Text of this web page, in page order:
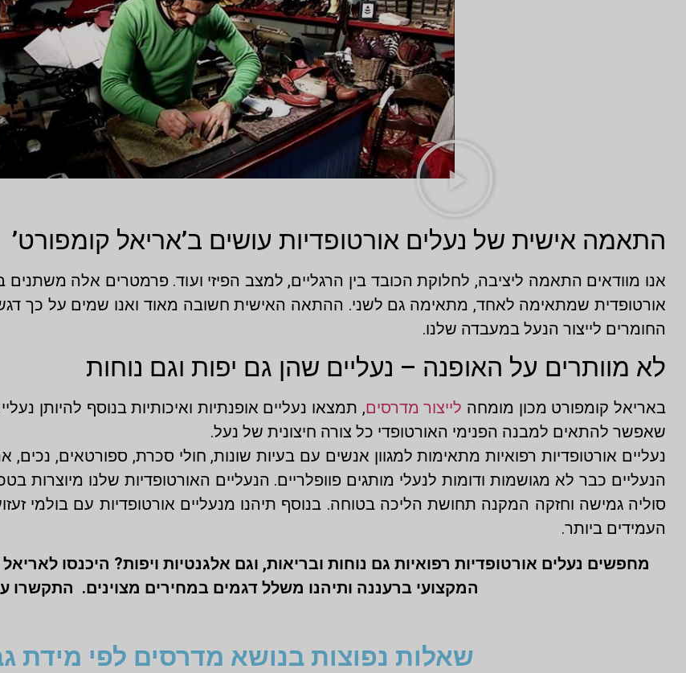
התאמה אישית של נעלים אורטופדיות עושים ב’אריאל קומפורט’
אנו מוודאים התאמה ליציבה, לחלוקת הכובד בין הרגליים, למצב הפיזי ועוד. פרמטרים אלה
אורטופדית שמתאימה לאחד, מתאימה גם לשני. ההתאה האישית חשובה מאוד ואנו שמים על כך
החומרים לייצור הנעל במעבדה שלנו.
לא מוותרים על האופנה – נעליים שהן גם יפות וגם נוחות
באריאל קומפורט מכון מומחה לייצור מדרסים, תמצאו נעליים אופנתיות ואיכותיות בנוסף להיותן
שאפשר להתאים למבנה הפנימי האורטופדי כל צורה חיצונית של נעל.
נעליים אורטופדיות רפואיות מתאימות למגוון אנשים עם בעיות שונות, חולי סכרת, ספורטאים, נכים,
הנעליים כבר לא מגושמות ודומות לנעלי מותגים פוופלריים. הנעליים האורטופדיות שלנו מיוצרות
סוליה גמישה וחזקה המקנה תחושת הליכה בטוחה. בנוסף תיהנו מנעליים אורטופדיות עם בולמי
העמידים ביותר.
מחפשים נעלים אורטופדיות רפואיות גם נוחות ובריאות, וגם אלגנטיות ויפות? היכנסו
המקצועי ברעננה ותיהנו משלל דגמים במחירים מצוינים. התקשרו
שאלות נפוצות בנושא מדרסים לפי מידת